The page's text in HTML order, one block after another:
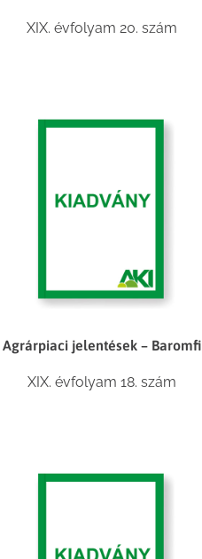
XIX. évfolyam 20. szám
Agrárpiaci jelentések – Baromfi
XIX. évfolyam 18. szám